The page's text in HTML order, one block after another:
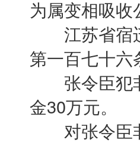
为属变相吸
江苏省宿迁
第一百七十
张令臣犯非
金30万元。
对张令臣非